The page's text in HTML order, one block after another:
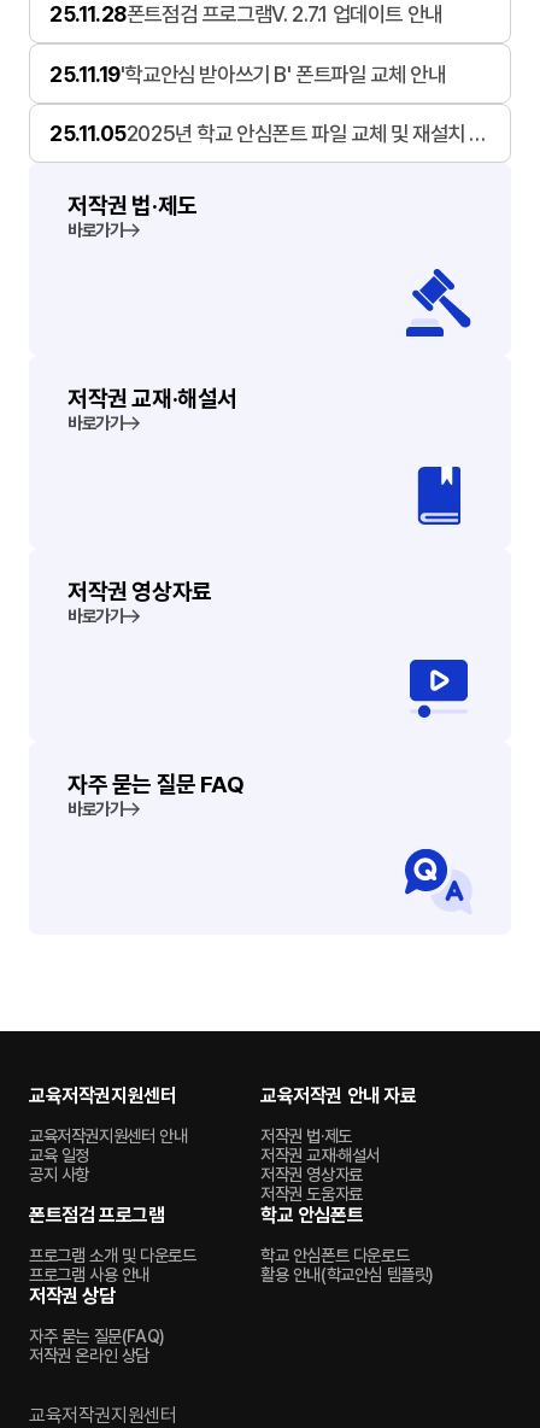
폰트점검 프로그램V. 2.7.1 업데이트 안내
25.11.28
'학교안심 받아쓰기 B' 폰트파일 교체 안내
25.11.19
2025년 학교 안심폰트 파일 교체 및 재설치 안
내
25.11.05
저작권 법·제도
바로가기
저작권 교재·해설서
바로가기
저작권 영상자료
바로가기
자주 묻는 질문 FAQ
바로가기
교육저작권지원센터
교육저작권지원센터 안내
교육 일정
공지 사항
교육저작권 안내 자료
저작권 법·제도
저작권 교재·해설서
저작권 영상자료
저작권 도움자료
폰트점검 프로그램
프로그램 소개 및 다운로드
프로그램 사용 안내
학교 안심폰트
학교 안심폰트 다운로드
활용 안내(학교안심 템플릿)
저작권 상담
자주 묻는 질문(FAQ)
저작권 온라인 상담
교육저작권지원센터